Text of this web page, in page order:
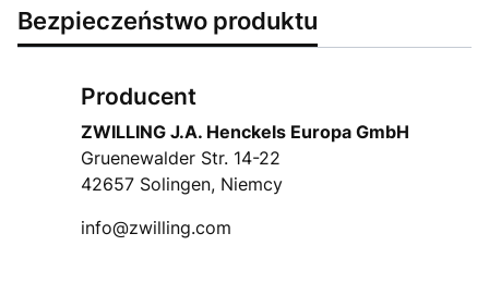
Bezpieczeństwo produktu
Producent
ZWILLING J.A. Henckels Europa GmbH
Gruenewalder Str. 14-22
42657 Solingen, Niemcy
info@zwilling.com